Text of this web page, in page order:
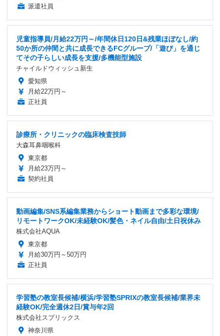
派遣社員
児童指導員/月給22万円～/年間休日120日&残業ほぼなし/約
50か所の仲間と共に成長できるFCグループ/「遊び」を通じ
てその子らしい成長を支援/多機能型施設
チャイルドウィッシュ新生
愛知県
月給22万円～
正社員
診療所・クリニックの臨床検査技師
大森耳鼻咽喉科
東京都
月給23万円～
契約社員
動画編集/SNS系編集業務からショート動画まで多彩な環境/
リモートワークOK/未経験OK/髪色・ネイル自由/土日祝休み
株式会社AQUA
東京都
月給30万円～50万円
正社員
学習塾の教室長候補/横浜/学習塾SPRIXの教室長候補/業界未
経験OK/完全週休2日/賞与年2回
株式会社スプリックス
神奈川県